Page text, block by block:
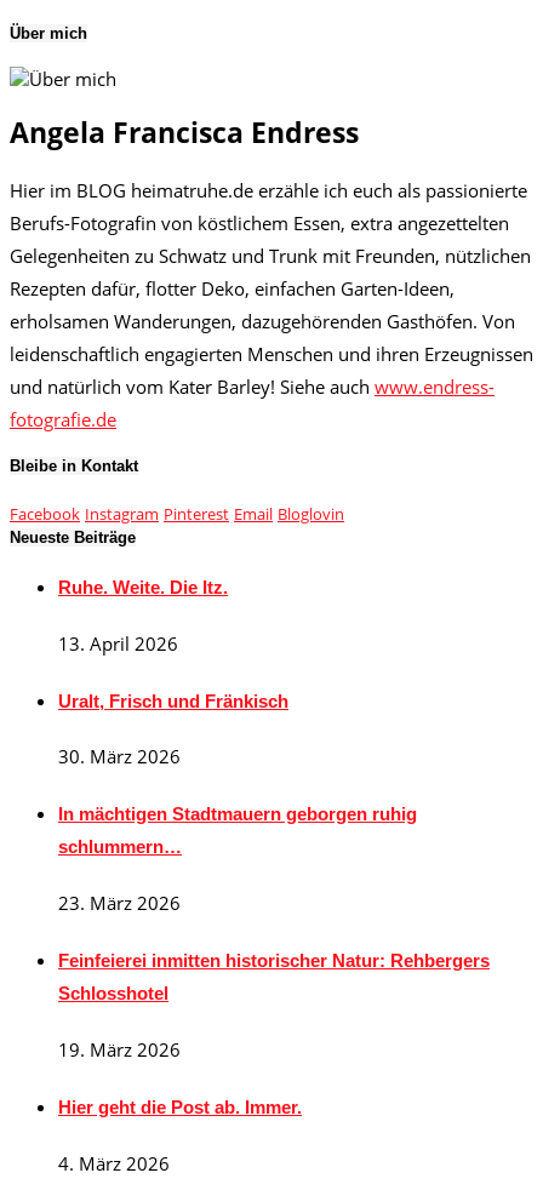
Über mich
Angela Francisca Endress
Hier im BLOG heimatruhe.de erzähle ich euch als passionierte
Berufs-Fotografin von köstlichem Essen, extra angezettelten
Gelegenheiten zu Schwatz und Trunk mit Freunden, nützlichen
Rezepten dafür, flotter Deko, einfachen Garten-Ideen,
erholsamen Wanderungen, dazugehörenden Gasthöfen. Von
leidenschaftlich engagierten Menschen und ihren Erzeugnissen
und natürlich vom Kater Barley! Siehe auch www.endress-
fotografie.de
Bleibe in Kontakt
Facebook Instagram Pinterest Email Bloglovin
Neueste Beiträge
Ruhe. Weite. Die Itz.
13. April 2026
Uralt, Frisch und Fränkisch
30. März 2026
In mächtigen Stadtmauern geborgen ruhig
schlummern…
23. März 2026
Feinfeierei inmitten historischer Natur: Rehbergers
Schlosshotel
19. März 2026
Hier geht die Post ab. Immer.
4. März 2026